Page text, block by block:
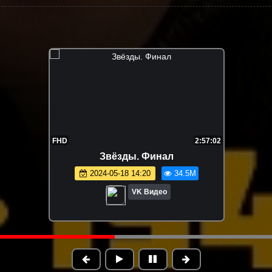
Звёзды 2. Фестиваль. 2 выпуск
2025-08-31 21:25